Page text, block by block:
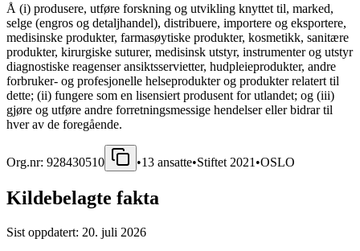
Å (i) produsere, utføre forskning og utvikling knyttet til, marked,
selge (engros og detaljhandel), distribuere, importere og eksportere,
medisinske produkter, farmasøytiske produkter, kosmetikk, sanitære
produkter, kirurgiske suturer, medisinsk utstyr, instrumenter og utstyr
diagnostiske reagenser ansiktsservietter, hudpleieprodukter, andre
forbruker- og profesjonelle helseprodukter og produkter relatert til
dette; (ii) fungere som en lisensiert produsent for utlandet; og (iii)
gjøre og utføre andre forretningsmessige hendelser eller bidrar til
hver av de foregående.
Org.nr: 928430510 •13 ansatte•Stiftet 2021 •OSLO
Kildebelagte fakta
Sist oppdatert: 20. juli 2026